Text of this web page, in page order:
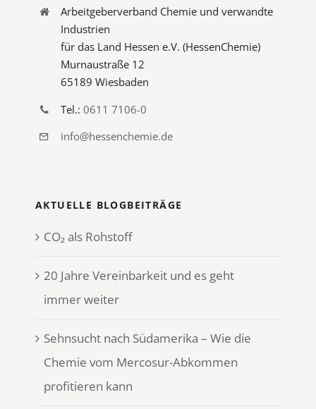
Arbeitgeberverband Chemie und verwandte
Industrien
für das Land Hessen e.V. (HessenChemie)
Murnaustraße 12
65189 Wiesbaden
Tel.: 0611 7106-0
info@hessenchemie.de
AKTUELLE BLOGBEITRÄGE
CO₂ als Rohstoff
20 Jahre Vereinbarkeit und es geht
immer weiter
Sehnsucht nach Südamerika – Wie die
Chemie vom Mercosur-Abkommen
profitieren kann